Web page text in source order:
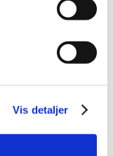
Vis detaljer